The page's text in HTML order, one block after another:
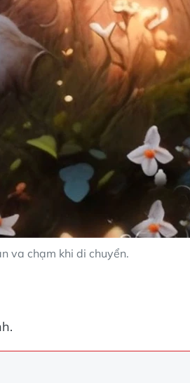
va chạm khi di chuyển.